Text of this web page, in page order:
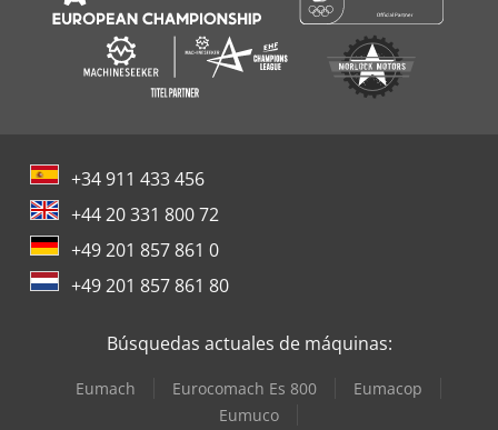
+34 911 433 456
+44 20 331 800 72
+49 201 857 861 0
+49 201 857 861 80
Búsquedas actuales de máquinas:
Eumach Eurocomach Es 800
Eumacop
Eumuco